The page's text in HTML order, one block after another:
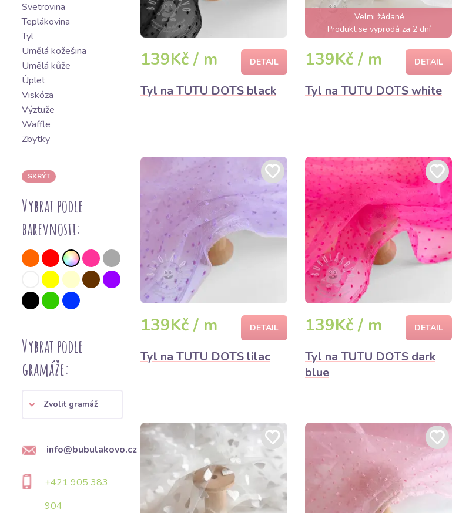
Svetrovina
Teplákovina
Tyl
Umělá kožešina
Umělá kůže
Úplet
Viskóza
Výztuže
Waffle
Zbytky
SKRÝT
Vybrat podle
barevnosti:
Vybrat podle
gramáže:
Zvolit gramáž
info@bubulakovo.cz
+421 905 383
904
139Kč / m DETAIL
Tyl na TUTU DOTS black
Velmi žádané
Produkt se vyprodá za 2 dní
139Kč / m DETAIL
Tyl na TUTU DOTS white
139Kč / m DETAIL
Tyl na TUTU DOTS lilac
139Kč / m DETAIL
Tyl na TUTU DOTS dark
blue